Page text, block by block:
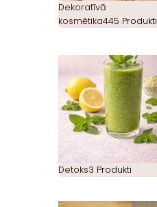
Dekoratīvā
kosmētika445 Produkti
Detoks3 Produkti